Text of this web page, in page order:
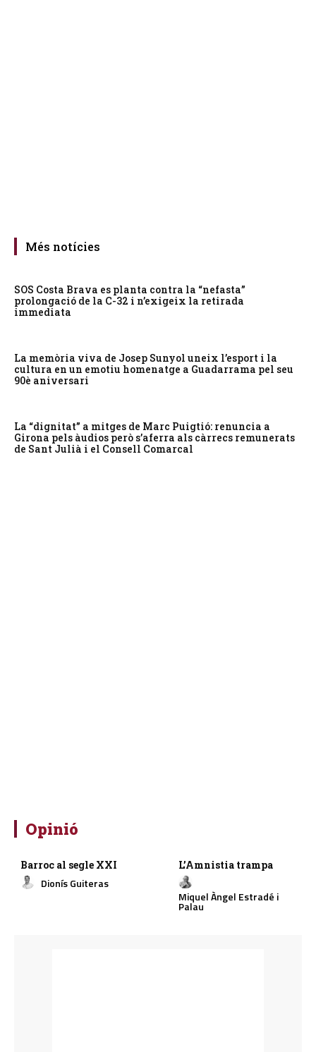
Més notícies
SOS Costa Brava es planta contra la “nefasta”
prolongació de la C-32 i n’exigeix la retirada
immediata
La memòria viva de Josep Sunyol uneix l’esport i la
cultura en un emotiu homenatge a Guadarrama pel seu
90è aniversari
La “dignitat” a mitges de Marc Puigtió: renuncia a
Girona pels àudios però s’aferra als càrrecs remunerats
de Sant Julià i el Consell Comarcal
Opinió
Barroc al segle XXI
Dionís Guiteras
L’Amnistia trampa
Miquel Àngel Estradé i
Palau